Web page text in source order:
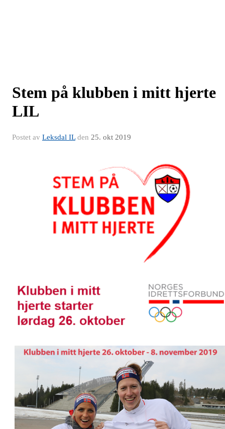
Stem på klubben i mitt hjerte
LIL
Postet av Leksdal ILden 25. okt 2019